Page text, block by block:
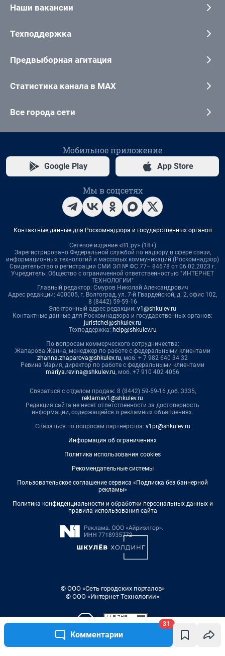
Комментарии
31
Наши вакансии
Техподдержка
Предвыборная агитация
Статистика канала в MAX
Все города сети
Мобильное приложение
Google Play App Store
Мы в соцсетях
Контактные данные для Роскомнадзора и государственных органов
Сетевое издание «В1.ру» (18+)
Зарегистрировано Федеральной службой по надзору в сфере связи,
информационных технологий и массовых коммуникаций (Роскомнадзор)
Свидетельство о регистрации СМИ ЭЛ № ФС 77– 84678 от 06.02.2023 г.
Учредитель: Общество с ограниченной ответственностью "ИНТЕРНЕТ
ТЕХНОЛОГИИ"
Главный редактор: Смуров Николай Александрович
Адрес редакции: 400005, г. Волгоград, ул. 7-й Гвардейской, д. 2, офис 102,
8 (8442) 59-59-16
Электронный адрес редакции: v1@shkulev.ru
Контактные данные для Роскомнадзора и государственных органов:
juristchel@shkulev.ru
Техподдержка: help@shkulev.ru
По вопросам коммерческого сотрудничества:
Жапарова Жанна, менеджер по работе с федеральными клиентами
zhanna.zhaparova@shkulev.ru, моб. + 7 982 640 34 32
Ревина Мария, директор по работе с федеральными клиентами
mariya.revina@shkulev.ru, моб. +7 910 402 4056
Связаться с отделом продаж: 8 (8442) 59-59-16 доб. 3335,
reklamav1@shkulev.ru
Редакция сайта не несет ответственности за достоверность
информации, содержащейся в рекламных объявлениях.
Связаться по вопросам партнёрства: v1pr@shkulev.ru
Информация об ограничениях
Политика использования cookies
Рекомендательные системы
Пользовательское соглашение сервиса «Подписка без баннерной
рекламы»
Политика конфиденциальности и обработки персональных данных и
правила использования сайта
© ООО «Сеть городских порталов»
© ООО «Интернет Технологии»